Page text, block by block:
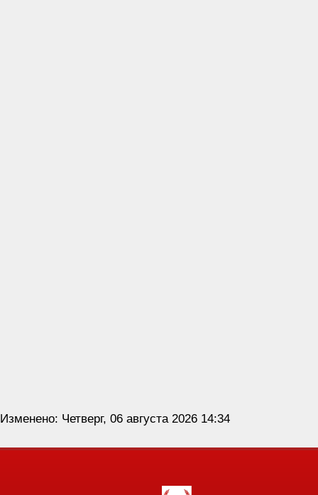
Изменено: Четверг, 06 августа 2026 14:34